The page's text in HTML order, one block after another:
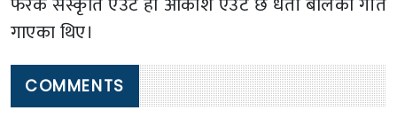
गाएका थिए।
COMMENTS